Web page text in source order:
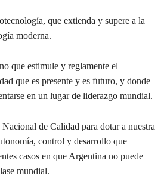
que extienda y supere a la
moderna.
que estimule y reglamente el
que es presente y es futuro, y donde
en un lugar de liderazgo mundial.
de Calidad para dotar a nuestra
control y desarrollo que
casos en que Argentina no puede
mundial.